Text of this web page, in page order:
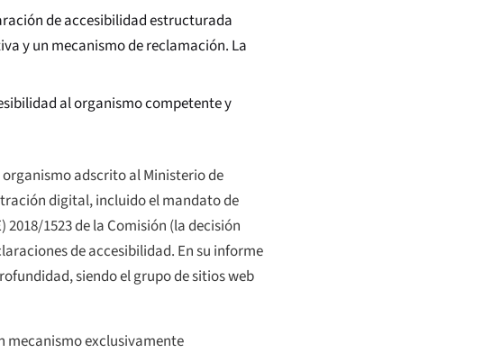
de accesibilidad estructurada
y un mecanismo de reclamación. La
al organismo competente y
adscrito al Ministerio de
digital, incluido el mandato de
1523 de la Comisión (la decisión
de accesibilidad. En su informe
siendo el grupo de sitios web
mecanismo exclusivamente